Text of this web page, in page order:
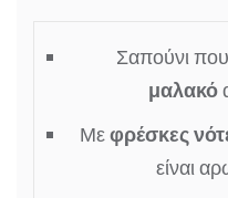
Σαπούνι
μαλακό
Μεφρέσκες
είναι